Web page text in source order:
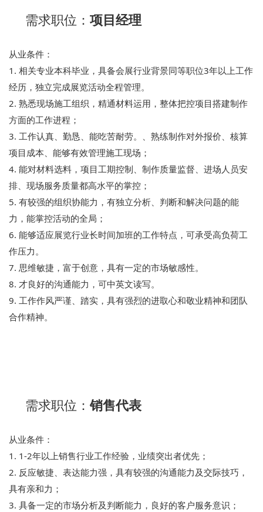
需求职位： 项目经理
从业条件：
1. 相关专业本科毕业，具备会展行业背景同等职位3年以上工作
经历，独立完成展览活动全程管理。
2. 熟悉现场施工组织，精通材料运用，整体把控项目搭建制作
方面的工作进程；
3. 工作认真、勤恳、能吃苦耐劳。、熟练制作对外报价、核算
项目成本、能够有效管理施工现场；
4. 能对材料选料，项目工期控制、制作质量监督、进场人员安
排、现场服务质量都高水平的掌控；
5. 有较强的组织协能力，有独立分析、判断和解决问题的能
力，能掌控活动的全局；
6. 能够适应展览行业长时间加班的工作特点，可承受高负荷工
作压力。
7. 思维敏捷，富于创意，具有一定的市场敏感性。
8. 才良好的沟通能力，可中英文读写。
9. 工作作风严谨、踏实，具有强烈的进取心和敬业精神和团队
合作精神。
需求职位：销售代表
从业条件：
1. 1-2年以上销售行业工作经验，业绩突出者优先；
2. 反应敏捷、表达能力强，具有较强的沟通能力及交际技巧，
具有亲和力；
3. 具备一定的市场分析及判断能力，良好的客户服务意识；